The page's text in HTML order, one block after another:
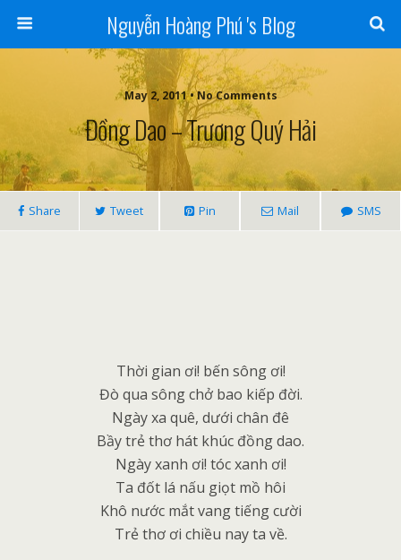
Nguyễn Hoàng Phú 's Blog
May 2, 2011 • No Comments
Đồng Dao – Trương Quý Hải
Share Tweet Pin Mail SMS
Thời gian ơi! bến sông ơi!
Đò qua sông chở bao kiếp đời.
Ngày xa quê, dưới chân đê
Bầy trẻ thơ hát khúc đồng dao.
Ngày xanh ơi! tóc xanh ơi!
Ta đốt lá nấu giọt mồ hôi
Khô nước mắt vang tiếng cười
Trẻ thơ ơi chiều nay ta về.